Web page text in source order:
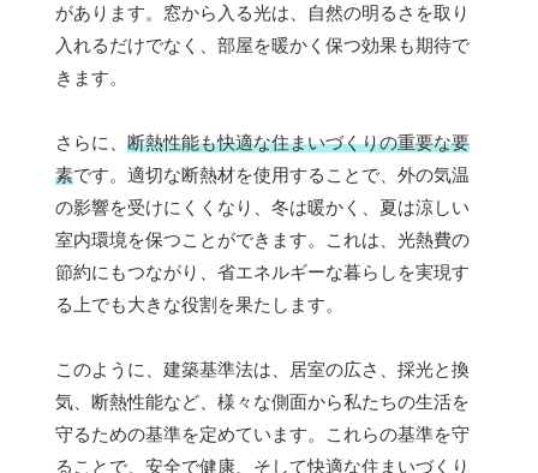
があります。窓から入る光は、自然の明るさを取り
入れるだけでなく、部屋を暖かく保つ効果も期待で
きます。
さらに、 断熱性能も快適な住まいづくりの重要な要
素です。適切な断熱材を使用することで、外の気温
の影響を受けにくくなり、冬は暖かく、夏は涼しい
室内環境を保つことができます。これは、光熱費の
節約にもつながり、省エネルギーな暮らしを実現す
る上でも大きな役割を果たします。
このように、建築基準法は、居室の広さ、採光と換
気、断熱性能など、様々な側面から私たちの生活を
守るための基準を定めています。これらの基準を守
ることで、安全で健康、そして快適な住まいづくり